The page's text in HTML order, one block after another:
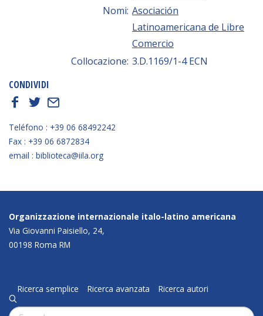
Nomi: Asociación
Latinoamericana de Libre
Comercio
Collocazione: 3.D.1169/1-4 ECN
CONDIVIDI
f
t E
Teléfono : +39 06 68492242
Fax : +39 06 6872834
email : biblioteca@iila.org
Organizzazione internazionale italo-latino americana
Via Giovanni Paisiello, 24,
00198 Roma RM
Ricerca semplice Ricerca avanzata Ricerca autori
q
Cerca: